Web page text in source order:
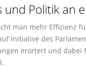
und Politik an
man mehr Effizienz
Initiative des
erörtert und